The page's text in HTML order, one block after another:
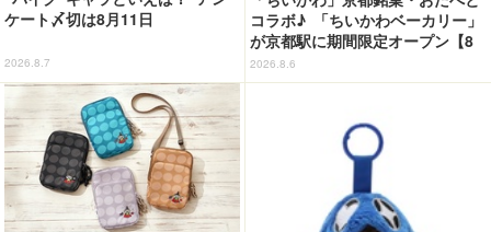
ケート〆切は8月11日
2026.8.7
コラボ♪ 「ちいかわベーカリー」
が京都駅に期間限定オープン【8
月13日～】
2026.8.6